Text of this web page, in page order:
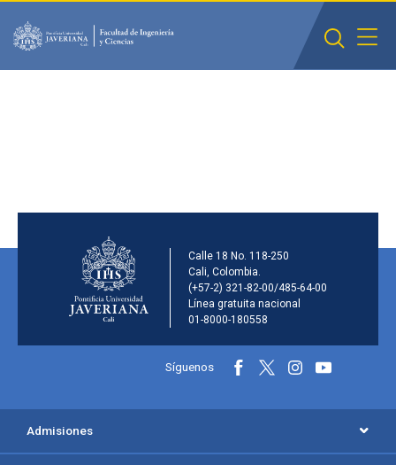
Información de la
Calle 18 No. 118-250
Cali, Colombia.
(+57-2) 321-82-00/485-64-00
Línea gratuita nacional
01-8000-180558
Información y redes sociales
Síguenos
Menú principal del footer
Admisiones